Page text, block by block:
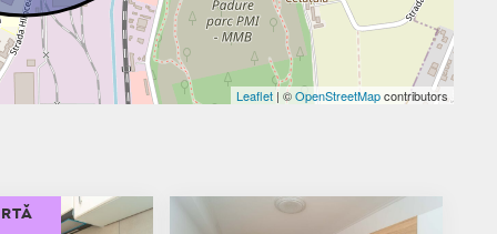
Leaflet| ©OpenStreetMapcontributors